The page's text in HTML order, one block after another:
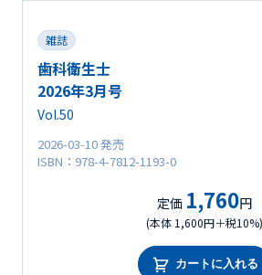
雑誌
歯科衛生士
2026年3月号
Vol.50
2026-03-10 発売
ISBN：978-4-7812-1193-0
定価 1,760円
(本体 1,600円＋税10%)
カートに入れる